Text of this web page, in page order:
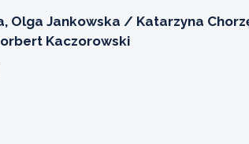
Olga Jankowska / Katarzyna
Kaczorowski